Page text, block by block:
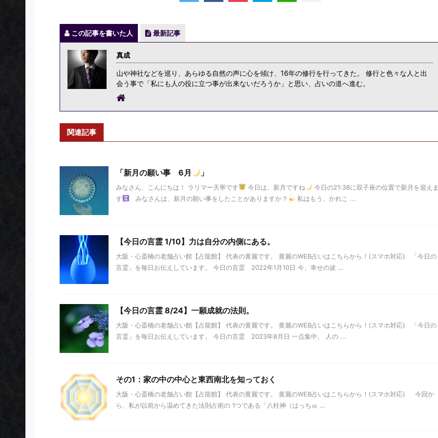
この記事を書いた人 最新記事
真成
山や神社などを巡り、あらゆる自然の声に心を傾け、16年の修行を行ってきた。 修行と色々な人と出
会う事で「私にも人の役に立つ事が出来ないだろうか」と思い、占いの道へ進む。
関連記事
「新月の願い事 6月 」
みなさん、こんにちは！ ラリマー天寧です 今日は、新月ですね
今日の21:38に双子座の位置で新月を迎え
す
みなさんは、新月の願い事をしたことがありますか？ 私はもう、かれこ ...
【今日の言霊 1/10】力は自分の内側にある。
大阪・心斎橋の老舗占い館【占龍館】 代表の黄麗です。 黄麗のWEB占いはこちらから！(スマホ対応) 「今日の
言霊」を毎日お伝えしています。 今日の言霊 2022年1月10日 今、幸せの波 ...
【今日の言霊 8/24】一願成就の法則。
大阪・心斎橋の老舗占い館【占龍館】 代表の黄麗です。 黄麗のWEB占いはこちらから！(スマホ対応) 「今日の
言霊」を毎日お伝えしています。 今日の言霊 2023年8月日 一点集中。 人の ...
その1：家の中の中心と東西南北を知っておく
大阪・心斎橋の老舗占い館【占龍館】 代表の黄麗です。 黄麗のWEB占いはこちらから！(スマホ対応) 今回か
ら、私が以前から温めてきた法則占術の 1つである「八柱神（はっちゅ ...